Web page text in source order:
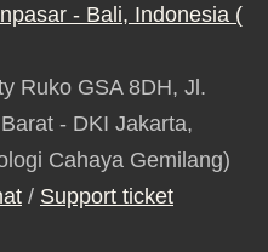
- Bali, Indonesia (
Ruko GSA 8DH, Jl.
- DKI Jakarta,
Cahaya Gemilang)
/ Support ticket